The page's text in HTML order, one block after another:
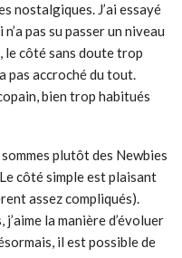
nostalgiques. J’ai essayé
pas su passer un niveau
le côté sans doute trop
a pas accroché du tout.
bien trop habitués
plutôt des Newbies
Le côté simple est plaisant
assez compliqués).
j’aime la manière d’évoluer
il est possible de